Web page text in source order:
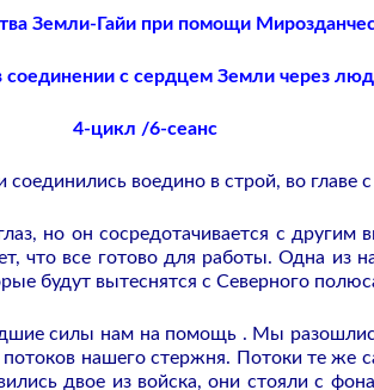
Земли-Гайи при помощи
соединении с сердцем Земли через
4-цикл /6-сеанс
соединились воедино в строй, во
но он сосредотачивается с другим
что все готово для работы. Одна из
будут вытеснятся с Северного
силы нам на помощь . Мы
потоков нашего стержня. Потоки те же
двое из войска, они стояли с